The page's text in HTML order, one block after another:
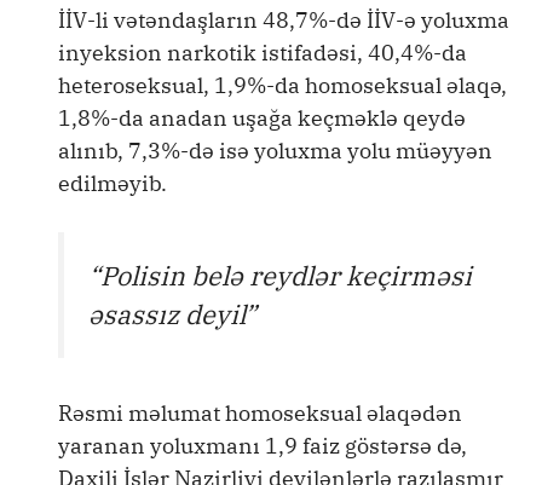
İİV-li vətəndaşların 48,7%-də İİV-ə yoluxma
inyeksion narkotik istifadəsi, 40,4%-da
heteroseksual, 1,9%-da homoseksual əlaqə,
1,8%-da anadan uşağa keçməklə qeydə
alınıb, 7,3%-də isə yoluxma yolu müəyyən
edilməyib.
“Polisin belə reydlər keçirməsi
əsassız deyil”
Rəsmi məlumat homoseksual əlaqədən
yaranan yoluxmanı 1,9 faiz göstərsə də,
Daxili İşlər Nazirliyi deyilənlərlə razılaşmır